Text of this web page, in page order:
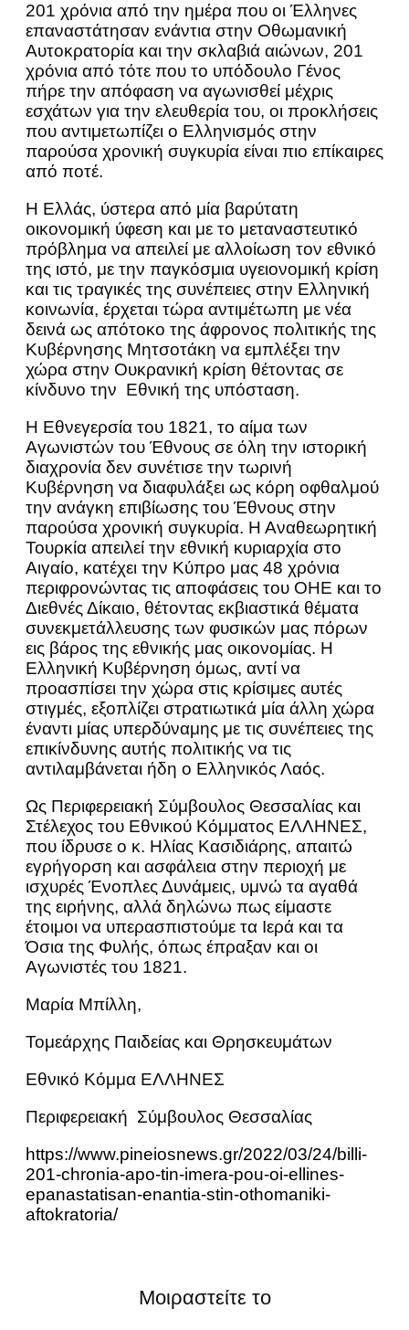
201 χρόνια από την ημέρα που οι Έλληνες
επαναστάτησαν ενάντια στην Οθωμανική
Αυτοκρατορία και την σκλαβιά αιώνων, 201
χρόνια από τότε που το υπόδουλο Γένος
πήρε την απόφαση να αγωνισθεί μέχρις
εσχάτων για την ελευθερία του, οι προκλήσεις
που αντιμετωπίζει ο Ελληνισμός στην
παρούσα χρονική συγκυρία είναι πιο επίκαιρες
από ποτέ.
Η Ελλάς, ύστερα από μία βαρύτατη
οικονομική ύφεση και με το μεταναστευτικό
πρόβλημα να απειλεί με αλλοίωση τον εθνικό
της ιστό, με την παγκόσμια υγειονομική κρίση
και τις τραγικές της συνέπειες στην Ελληνική
κοινωνία, έρχεται τώρα αντιμέτωπη με νέα
δεινά ως απότοκο της άφρονος πολιτικής της
Κυβέρνησης Μητσοτάκη να εμπλέξει την
χώρα στην Ουκρανική κρίση θέτοντας σε
κίνδυνο την Εθνική της υπόσταση.
Η Εθνεγερσία του 1821, το αίμα των
Αγωνιστών του Έθνους σε όλη την ιστορική
διαχρονία δεν συνέτισε την τωρινή
Κυβέρνηση να διαφυλάξει ως κόρη οφθαλμού
την ανάγκη επιβίωσης του Έθνους στην
παρούσα χρονική συγκυρία. Η Αναθεωρητική
Τουρκία απειλεί την εθνική κυριαρχία στο
Αιγαίο, κατέχει την Κύπρο μας 48 χρόνια
περιφρονώντας τις αποφάσεις του ΟΗΕ και το
Διεθνές Δίκαιο, θέτοντας εκβιαστικά θέματα
συνεκμετάλλευσης των φυσικών μας πόρων
εις βάρος της εθνικής μας οικονομίας. Η
Ελληνική Κυβέρνηση όμως, αντί να
προασπίσει την χώρα στις κρίσιμες αυτές
στιγμές, εξοπλίζει στρατιωτικά μία άλλη χώρα
έναντι μίας υπερδύναμης με τις συνέπειες της
επικίνδυνης αυτής πολιτικής να τις
αντιλαμβάνεται ήδη ο Ελληνικός Λαός.
Ως Περιφερειακή Σύμβουλος Θεσσαλίας και
Στέλεχος του Εθνικού Κόμματος ΕΛΛΗΝΕΣ,
που ίδρυσε ο κ. Ηλίας Κασιδιάρης, απαιτώ
εγρήγορση και ασφάλεια στην περιοχή με
ισχυρές Ένοπλες Δυνάμεις, υμνώ τα αγαθά
της ειρήνης, αλλά δηλώνω πως είμαστε
έτοιμοι να υπερασπιστούμε τα Ιερά και τα
Όσια της Φυλής, όπως έπραξαν και οι
Αγωνιστές του 1821.
Μαρία Μπίλλη,
Τομεάρχης Παιδείας και Θρησκευμάτων
Εθνικό Κόμμα ΕΛΛΗΝΕΣ
Περιφερειακή Σύμβουλος Θεσσαλίας
https://www.pineiosnews.gr/2022/03/24/billi-
201-chronia-apo-tin-imera-pou-oi-ellines-
epanastatisan-enantia-stin-othomaniki-
aftokratoria/
Μοιραστείτε το